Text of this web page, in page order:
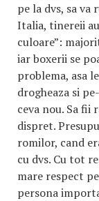
pe la dvs, sa va
Italia, tinereii
culoare”:
iar boxerii se
problema, asa
drogheaza si
ceva nou. Sa fii
dispret.
romilor, cand
cu dvs. Cu tot
mare respect
persona